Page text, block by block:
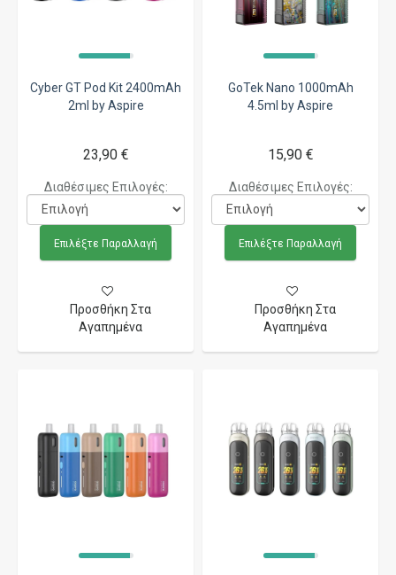
Cyber GT Pod Kit 2400mAh
2ml by Aspire
23,90 €
Διαθέσιμες Επιλογές:
Επιλέξτε Παραλλαγή
Προσθήκη Στα
Αγαπημένα
GoTek Nano 1000mAh
4.5ml by Aspire
15,90 €
Διαθέσιμες Επιλογές:
Επιλέξτε Παραλλαγή
Προσθήκη Στα
Αγαπημένα